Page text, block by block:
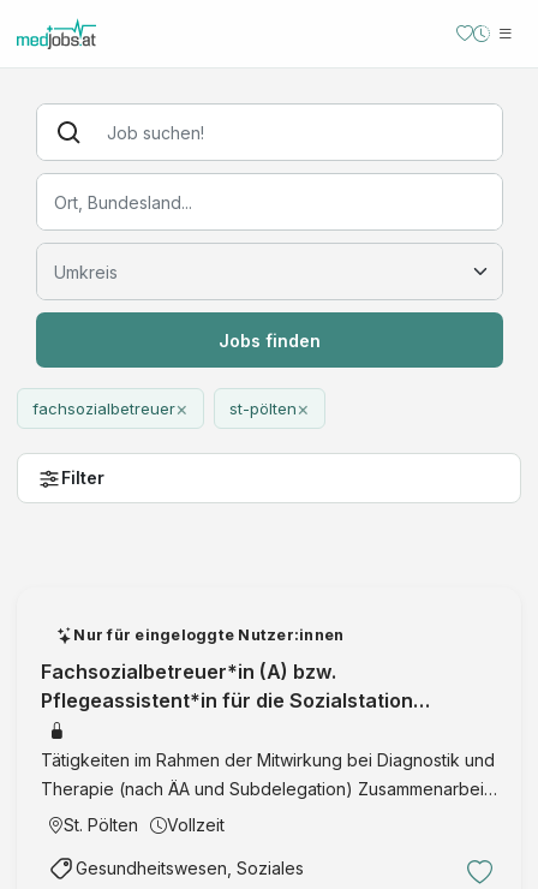
Jobs finden
fachsozialbetreuer× st-pölten×
Filter
Nur für eingeloggte Nutzer:innen
Fachsozialbetreuer*in (A) bzw.
Pflegeassistent*in für die Sozialstation
Lichtenau
Tätigkeiten im Rahmen der Mitwirkung bei Diagnostik und
Therapie (nach ÄA und Subdelegation) Zusammenarbeit
im Team und Informationsweiterleitung Was wir erwarten:
(Alt …
St. Pölten Vollzeit
Gesundheitswesen, Soziales